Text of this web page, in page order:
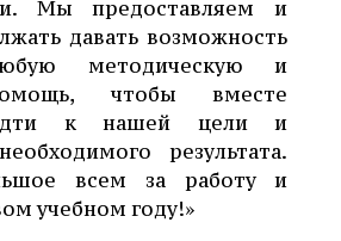
Мы предоставляем и
давать возможность
методическую и
чтобы вместе
к нашей цели и
результата.
всем за работу и
учебном году!»